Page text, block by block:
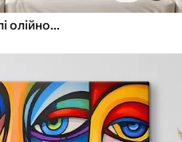
Абстрактний живопис в стилі олійного живопису